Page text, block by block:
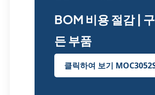
BOM 비용 절감 |
든 부품
클릭하여 보기